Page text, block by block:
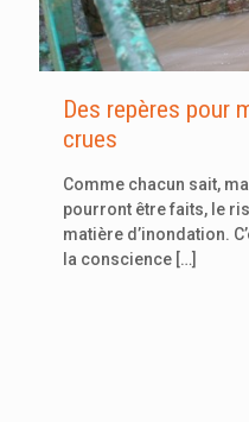
Des repères pour
crues
Comme chacun sait,
pourront être faits, le
matière d’inondation.
la conscience […]